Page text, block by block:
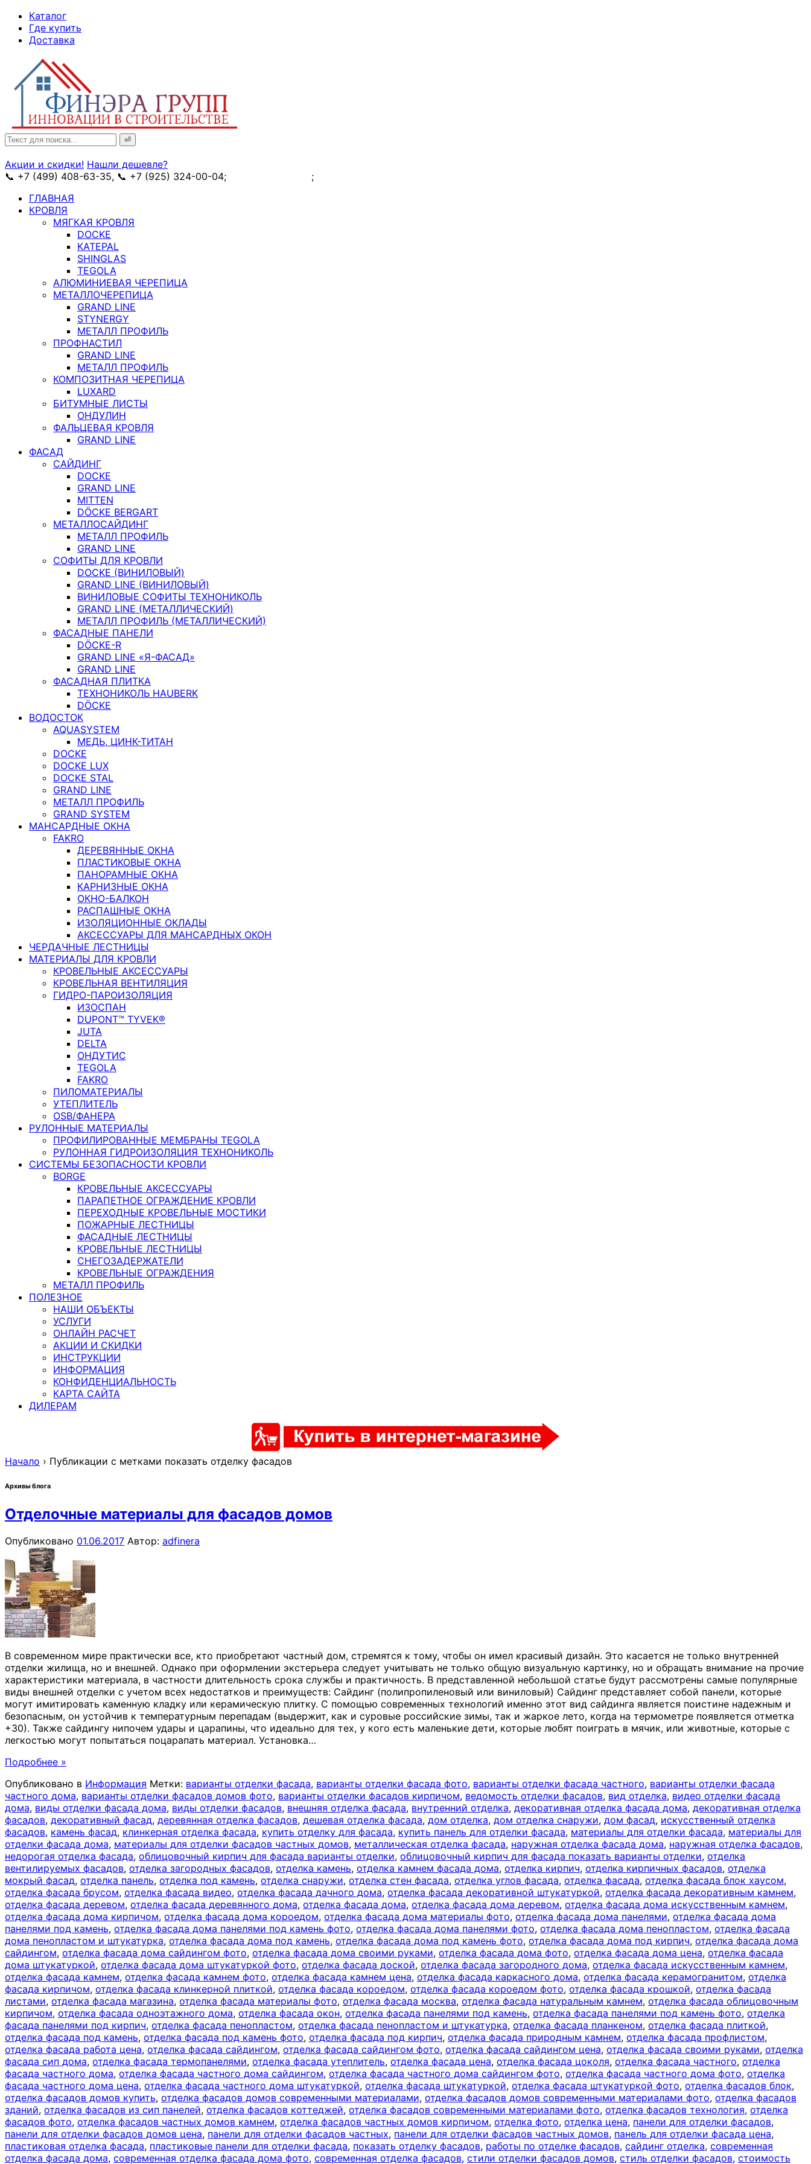
Skip
Content
Каталог
Где купить
Доставка
Search
for:
Акции и скидки! Нашли дешевле?
📞 +7 (499) 408-63-35, 📞 +7 (925) 324-00-04;
;
ГЛАВНАЯ
КРОВЛЯ
МЯГКАЯ КРОВЛЯ
DOCKE
KATEPAL
SHINGLAS
TEGOLA
АЛЮМИНИЕВАЯ ЧЕРЕПИЦА
МЕТАЛЛОЧЕРЕПИЦА
GRAND LINE
STYNERGY
МЕТАЛЛ ПРОФИЛЬ
ПРОФНАСТИЛ
GRAND LINE
МЕТАЛЛ ПРОФИЛЬ
КОМПОЗИТНАЯ ЧЕРЕПИЦА
LUXARD
БИТУМНЫЕ ЛИСТЫ
ОНДУЛИН
ФАЛЬЦЕВАЯ КРОВЛЯ
GRAND LINE
ФАСАД
САЙДИНГ
DOCKE
GRAND LINE
MITTEN
DÖCKE BERGART
МЕТАЛЛОСАЙДИНГ
МЕТАЛЛ ПРОФИЛЬ
GRAND LINE
СОФИТЫ ДЛЯ КРОВЛИ
DOCKE (ВИНИЛОВЫЙ)
GRAND LINE (ВИНИЛОВЫЙ)
ВИНИЛОВЫЕ СОФИТЫ ТЕХНОНИКОЛЬ
GRAND LINE (МЕТАЛЛИЧЕСКИЙ)
МЕТАЛЛ ПРОФИЛЬ (МЕТАЛЛИЧЕСКИЙ)
ФАСАДНЫЕ ПАНЕЛИ
DÖCKE-R
GRAND LINE «Я-ФАСАД»
GRAND LINE
ФАСАДНАЯ ПЛИТКА
ТЕХНОНИКОЛЬ HAUBERK
DÖCKE
ВОДОСТОК
AQUASYSTEM
МЕДЬ, ЦИНК-ТИТАН
DOCKE
DOCKE LUX
DOCKE STAL
GRAND LINE
МЕТАЛЛ ПРОФИЛЬ
GRAND SYSTEM
МАНСАРДНЫЕ ОКНА
FAKRO
ДЕРЕВЯННЫЕ ОКНА
ПЛАСТИКОВЫЕ ОКНА
ПАНОРАМНЫЕ ОКНА
КАРНИЗНЫЕ ОКНА
ОКНО-БАЛКОН
РАСПАШНЫЕ ОКНА
ИЗОЛЯЦИОННЫЕ ОКЛАДЫ
АКСЕССУАРЫ ДЛЯ МАНСАРДНЫХ ОКОН
ЧЕРДАЧНЫЕ ЛЕСТНИЦЫ
МАТЕРИАЛЫ ДЛЯ КРОВЛИ
КРОВЕЛЬНЫЕ АКСЕССУАРЫ
КРОВЕЛЬНАЯ ВЕНТИЛЯЦИЯ
ГИДРО-ПАРОИЗОЛЯЦИЯ
ИЗОСПАН
DUPONT™ TYVEK®
JUTA
DELTA
ОНДУТИС
TEGOLA
FAKRO
ПИЛОМАТЕРИАЛЫ
УТЕПЛИТЕЛЬ
OSB/ФАНЕРА
РУЛОННЫЕ МАТЕРИАЛЫ
ПРОФИЛИРОВАННЫЕ МЕМБРАНЫ TEGOLA
РУЛОННАЯ ГИДРОИЗОЛЯЦИЯ ТЕХНОНИКОЛЬ
СИСТЕМЫ БЕЗОПАСНОСТИ КРОВЛИ
BORGE
КРОВЕЛЬНЫЕ АКСЕССУАРЫ
ПАРАПЕТНОЕ ОГРАЖДЕНИЕ КРОВЛИ
ПЕРЕХОДНЫЕ КРОВЕЛЬНЫЕ МОСТИКИ
ПОЖАРНЫЕ ЛЕСТНИЦЫ
ФАСАДНЫЕ ЛЕСТНИЦЫ
КРОВЕЛЬНЫЕ ЛЕСТНИЦЫ
СНЕГОЗАДЕРЖАТЕЛИ
КРОВЕЛЬНЫЕ ОГРАЖДЕНИЯ
МЕТАЛЛ ПРОФИЛЬ
ПОЛЕЗНОЕ
НАШИ ОБЪЕКТЫ
УСЛУГИ
ОНЛАЙН РАСЧЕТ
АКЦИИ И СКИДКИ
ИНСТРУКЦИИ
ИНФОРМАЦИЯ
КОНФИДЕНЦИАЛЬНОСТЬ
КАРТА САЙТА
ДИЛЕРАМ
Начало › Публикации с метками показать отделку фасадов
Архивы блога
Отделочные материалы для фасадов домов
Опубликовано 01.06.2017 Автор: adfinera
В современном мире практически все, кто приобретают частный дом, стремятся к тому, чтобы он имел красивый дизайн. Это касается не только внутренней
отделки жилища, но и внешней. Однако при оформлении экстерьера следует учитывать не только общую визуальную картинку, но и обращать внимание на прочие
характеристики материала, в частности длительность срока службы и практичность. В представленной небольшой статье будут рассмотрены самые популярные
виды внешней отделки с учетом всех недостатков и преимуществ: Сайдинг (полипропиленовый или виниловый) Сайдинг представляет собой панели, которые
могут имитировать каменную кладку или керамическую плитку. С помощью современных технологий именно этот вид сайдинга является поистине надежным и
безопасным, он устойчив к температурным перепадам (выдержит, как и суровые российские зимы, так и жаркое лето, когда на термометре появляется отметка
+30). Также сайдингу нипочем удары и царапины, что идеально для тех, у кого есть маленькие дети, которые любят поиграть в мячик, или животные, которые с
легкостью могут попытаться поцарапать материал. Установка…
Подробнее »
Опубликовано в Информация Метки: варианты отделки фасада, варианты отделки фасада фото, варианты отделки фасада частного, варианты отделки фасада
частного дома, варианты отделки фасадов домов фото, варианты отделки фасадов кирпичом, ведомость отделки фасадов, вид отделка, видео отделки фасада
дома, виды отделки фасада дома, виды отделки фасадов, внешняя отделка фасада, внутренний отделка, декоративная отделка фасада дома, декоративная отделка
фасадов, декоративный фасад, деревянная отделка фасадов, дешевая отделка фасада, дом отделка, дом отделка снаружи, дом фасад, искусственный отделка
фасадов, камень фасад, клинкерная отделка фасада, купить отделку для фасада, купить панель для отделки фасада, материалы для отделки фасада, материалы для
отделки фасада дома, материалы для отделки фасадов частных домов, металлическая отделка фасада, наружная отделка фасада дома, наружная отделка фасадов,
недорогая отделка фасада, облицовочный кирпич для фасада варианты отделки, облицовочный кирпич для фасада показать варианты отделки, отделка
вентилируемых фасадов, отделка загородных фасадов, отделка камень, отделка камнем фасада дома, отделка кирпич, отделка кирпичных фасадов, отделка
мокрый фасад, отделка панель, отделка под камень, отделка снаружи, отделка стен фасада, отделка углов фасада, отделка фасада, отделка фасада блок хаусом,
отделка фасада брусом, отделка фасада видео, отделка фасада дачного дома, отделка фасада декоративной штукатуркой, отделка фасада декоративным камнем,
отделка фасада деревом, отделка фасада деревянного дома, отделка фасада дома, отделка фасада дома деревом, отделка фасада дома искусственным камнем,
отделка фасада дома кирпичом, отделка фасада дома короедом, отделка фасада дома материалы фото, отделка фасада дома панелями, отделка фасада дома
панелями под камень, отделка фасада дома панелями под камень фото, отделка фасада дома панелями фото, отделка фасада дома пенопластом, отделка фасада
дома пенопластом и штукатурка, отделка фасада дома под камень, отделка фасада дома под камень фото, отделка фасада дома под кирпич, отделка фасада дома
сайдингом, отделка фасада дома сайдингом фото, отделка фасада дома своими руками, отделка фасада дома фото, отделка фасада дома цена, отделка фасада
дома штукатуркой, отделка фасада дома штукатуркой фото, отделка фасада доской, отделка фасада загородного дома, отделка фасада искусственным камнем,
отделка фасада камнем, отделка фасада камнем фото, отделка фасада камнем цена, отделка фасада каркасного дома, отделка фасада керамогранитом, отделка
фасада кирпичом, отделка фасада клинкерной плиткой, отделка фасада короедом, отделка фасада короедом фото, отделка фасада крошкой, отделка фасада
листами, отделка фасада магазина, отделка фасада материалы фото, отделка фасада москва, отделка фасада натуральным камнем, отделка фасада облицовочным
кирпичом, отделка фасада одноэтажного дома, отделка фасада окон, отделка фасада панелями под камень, отделка фасада панелями под камень фото, отделка
фасада панелями под кирпич, отделка фасада пенопластом, отделка фасада пенопластом и штукатурка, отделка фасада планкеном, отделка фасада плиткой,
отделка фасада под камень, отделка фасада под камень фото, отделка фасада под кирпич, отделка фасада природным камнем, отделка фасада профлистом,
отделка фасада работа цена, отделка фасада сайдингом, отделка фасада сайдингом фото, отделка фасада сайдингом цена, отделка фасада своими руками, отделка
фасада сип дома, отделка фасада термопанелями, отделка фасада утеплитель, отделка фасада цена, отделка фасада цоколя, отделка фасада частного, отделка
фасада частного дома, отделка фасада частного дома сайдингом, отделка фасада частного дома сайдингом фото, отделка фасада частного дома фото, отделка
фасада частного дома цена, отделка фасада частного дома штукатуркой, отделка фасада штукатуркой, отделка фасада штукатуркой фото, отделка фасадов блок,
отделка фасадов домов купить, отделка фасадов домов современными материалами, отделка фасадов домов современными материалами фото, отделка фасадов
зданий, отделка фасадов из сип панелей, отделка фасадов коттеджей, отделка фасадов современными материалами фото, отделка фасадов технология, отделка
фасадов фото, отделка фасадов частных домов камнем, отделка фасадов частных домов кирпичом, отделка фото, отделка цена, панели для отделки фасадов,
панели для отделки фасадов домов цена, панели для отделки фасадов частных, панели для отделки фасадов частных домов, панель для отделки фасада цена,
пластиковая отделка фасада, пластиковые панели для отделки фасада, показать отделку фасадов, работы по отделке фасадов, сайдинг отделка, современная
отделка фасада дома, современная отделка фасада дома фото, современная отделка фасадов, стили отделки фасадов домов, стиль отделки фасадов, стоимость